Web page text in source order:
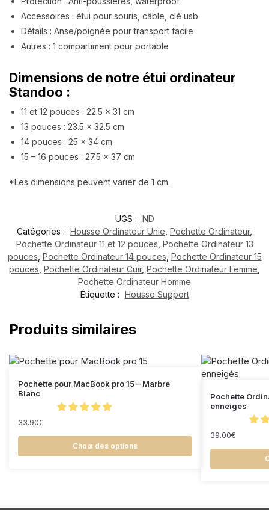
Accessoires : étui pour souris, câble, clé usb
Détails : Anse/poignée pour transport facile
Autres : 1 compartiment pour portable
Dimensions de notre étui ordinateur
Standoo :
11 et 12 pouces : 22.5 x 31 cm
13 pouces : 23.5 x 32.5 cm
14 pouces : 25 x 34 cm
15 – 16 pouces : 27.5 x 37 cm
*Les dimensions peuvent varier de 1 cm.
UGS : ND
Catégories : Housse Ordinateur Unie Pochette Ordinateur,
Pochette Ordinateur 11 et 12 pouces Pochette Ordinateur 13
pouces Pochette Ordinateur 14 pouces Pochette Ordinateur 15
pouces Pochette Ordinateur Cuir, Pochette Ordinateur Femme
Pochette Ordinateur Homme
Étiquette : Housse Support
Produits similaires
Pochette pour MacBook pro 15 – Marbre
Blanc
33.90€
Choix des options
Pochette
enneigés
39.00€